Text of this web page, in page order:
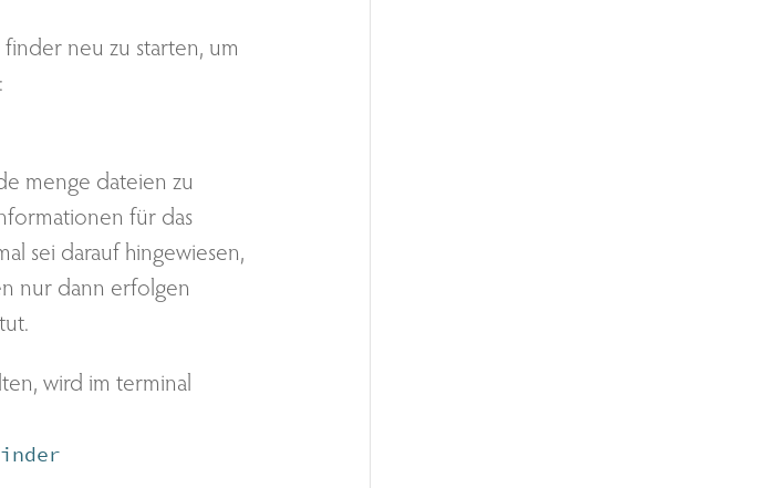
neu zu starten, um
menge dateien zu
für das
sei darauf hingewiesen,
nur dann erfolgen
wird im terminal